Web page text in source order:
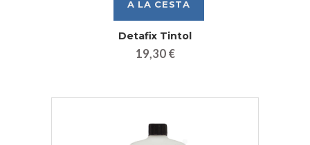
Detafix Tintol
19,30 €